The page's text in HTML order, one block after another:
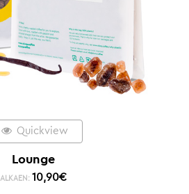
Quickview
Lounge
ALKAEN: 10,90€